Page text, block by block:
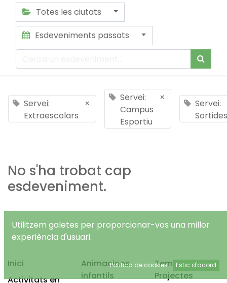
Totes les ciutats
Esdeveniments passats
Servei:
Extraescolars
×
Servei:
Campus
Esportiu
×
Servei:
Sortides
No s'ha trobat cap
esdeveniment.
Inici
Activitats en
Animacions
infantils
Temps Lliure
Projectes
Utilitzem galetes per proporcionar-vos una millor
experiència d'usuari.
Política de cookies Estic d'acord